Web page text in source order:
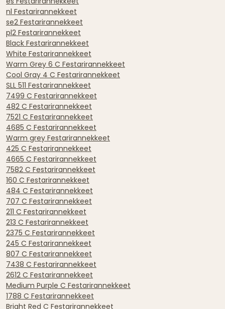
nl Festarirannekkeet
se2 Festarirannekkeet
pl2 Festarirannekkeet
Black Festarirannekkeet
White Festarirannekkeet
Warm Grey 6 C Festarirannekkeet
Cool Gray 4 C Festarirannekkeet
SLL 511 Festarirannekkeet
7499 C Festarirannekkeet
482 C Festarirannekkeet
7521 C Festarirannekkeet
4685 C Festarirannekkeet
Warm grey Festarirannekkeet
425 C Festarirannekkeet
4665 C Festarirannekkeet
7582 C Festarirannekkeet
160 C Festarirannekkeet
484 C Festarirannekkeet
707 C Festarirannekkeet
211 C Festarirannekkeet
213 C Festarirannekkeet
2375 C Festarirannekkeet
245 C Festarirannekkeet
807 C Festarirannekkeet
7438 C Festarirannekkeet
2612 C Festarirannekkeet
Medium Purple C Festarirannekkeet
1788 C Festarirannekkeet
Bright Red C Festarirannekkeet